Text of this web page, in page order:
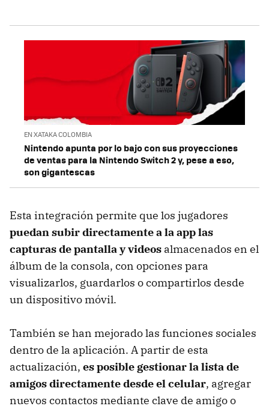
EN XATAKA COLOMBIA
Nintendo apunta por lo bajo con sus proyecciones
de ventas para la Nintendo Switch 2 y, pese a eso,
son gigantescas
Esta integración permite que los jugadores
puedan subir directamente a la app las
capturas de pantalla y videos almacenados en el
álbum de la consola, con opciones para
visualizarlos, guardarlos o compartirlos desde
un dispositivo móvil.
También se han mejorado las funciones sociales
dentro de la aplicación. A partir de esta
actualización, es posible gestionar la lista de
amigos directamente desde el celular, agregar
nuevos contactos mediante clave de amigo o